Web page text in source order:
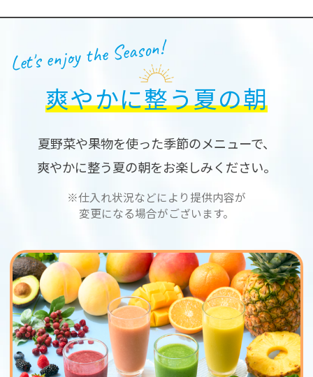
Let's enjoy the Season!
爽やかに整う夏の朝
夏野菜や果物を使った季節のメニューで、
爽やかに整う夏の朝をお楽しみください。
※仕入れ状況などにより提供内容が
変更になる場合がございます。